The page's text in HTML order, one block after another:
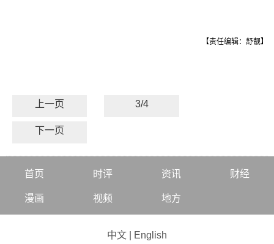
【责任编辑：舒靓】
上一页 3/4
下一页
首页 时评 资讯 财经
漫画 视频 地方
中文 English